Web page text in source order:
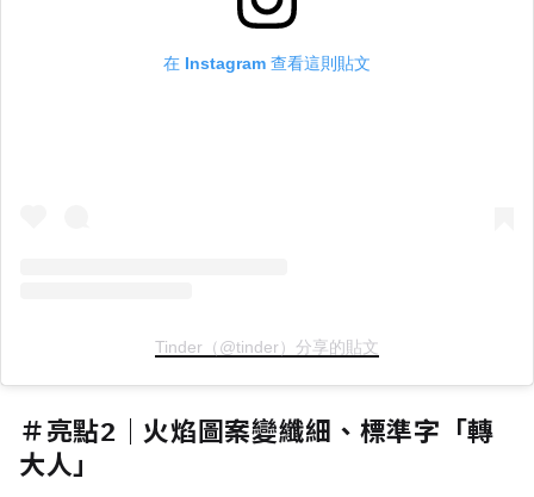
在 Instagram 查看這則貼文
Tinder（@tinder）分享的貼文
＃亮點2｜火焰圖案變纖細、標準字「轉
大人」